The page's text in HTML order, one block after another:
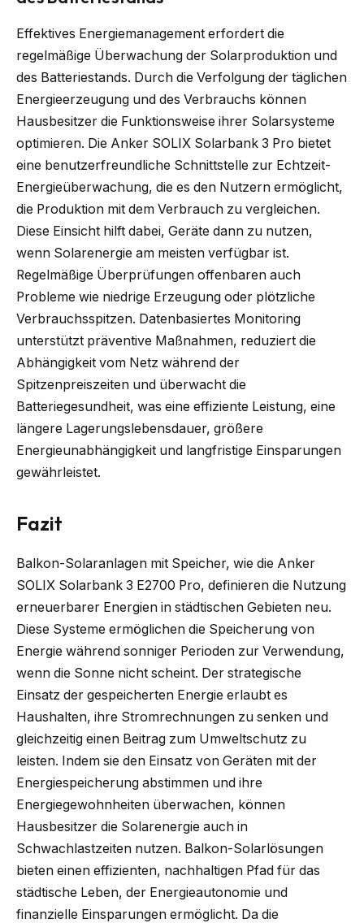
Effektives Energiemanagement erfordert die
regelmäßige Überwachung der Solarproduktion und
des Batteriestands. Durch die Verfolgung der täglichen
Energieerzeugung und des Verbrauchs können
Hausbesitzer die Funktionsweise ihrer Solarsysteme
optimieren. Die Anker SOLIX Solarbank 3 Pro bietet
eine benutzerfreundliche Schnittstelle zur Echtzeit-
Energieüberwachung, die es den Nutzern ermöglicht,
die Produktion mit dem Verbrauch zu vergleichen.
Diese Einsicht hilft dabei, Geräte dann zu nutzen,
wenn Solarenergie am meisten verfügbar ist.
Regelmäßige Überprüfungen offenbaren auch
Probleme wie niedrige Erzeugung oder plötzliche
Verbrauchsspitzen. Datenbasiertes Monitoring
unterstützt präventive Maßnahmen, reduziert die
Abhängigkeit vom Netz während der
Spitzenpreiszeiten und überwacht die
Batteriegesundheit, was eine effiziente Leistung, eine
längere Lagerungslebensdauer, größere
Energieunabhängigkeit und langfristige Einsparungen
gewährleistet.
Fazit
Balkon-Solaranlagen mit Speicher, wie die Anker
SOLIX Solarbank 3 E2700 Pro, definieren die Nutzung
erneuerbarer Energien in städtischen Gebieten neu.
Diese Systeme ermöglichen die Speicherung von
Energie während sonniger Perioden zur Verwendung,
wenn die Sonne nicht scheint. Der strategische
Einsatz der gespeicherten Energie erlaubt es
Haushalten, ihre Stromrechnungen zu senken und
gleichzeitig einen Beitrag zum Umweltschutz zu
leisten. Indem sie den Einsatz von Geräten mit der
Energiespeicherung abstimmen und ihre
Energiegewohnheiten überwachen, können
Hausbesitzer die Solarenergie auch in
Schwachlastzeiten nutzen. Balkon-Solarlösungen
bieten einen effizienten, nachhaltigen Pfad für das
städtische Leben, der Energieautonomie und
finanzielle Einsparungen ermöglicht. Da die